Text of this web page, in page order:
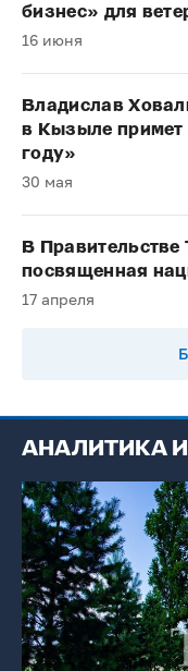
бизнес» для
16 июня
Владислав
в Кызыле примет
году»
30 мая
В
посвященная
17 апреля
АНАЛИТИКА